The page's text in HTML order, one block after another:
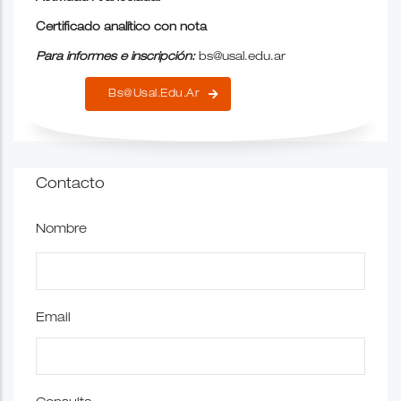
Certificado analítico con nota
Para informes e inscripción:bs@usal.edu.ar
Bs@usal.edu.ar
Contacto
Nombre
Email